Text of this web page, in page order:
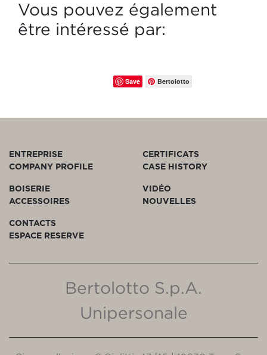
Vous pouvez également
être intéressé par:
Save Bertolotto
ENTREPRISE
COMPANY PROFILE
CERTIFICATS
CASE HISTORY
BOISERIE
ACCESSOIRES
VIDÉO
NOUVELLES
CONTACTS
ESPACE RESERVE
Bertolotto S.p.A.
Unipersonale